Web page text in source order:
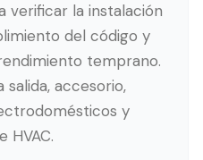
verificar la instalación
del código y
temprano.
salida, accesorio,
y
HVAC.